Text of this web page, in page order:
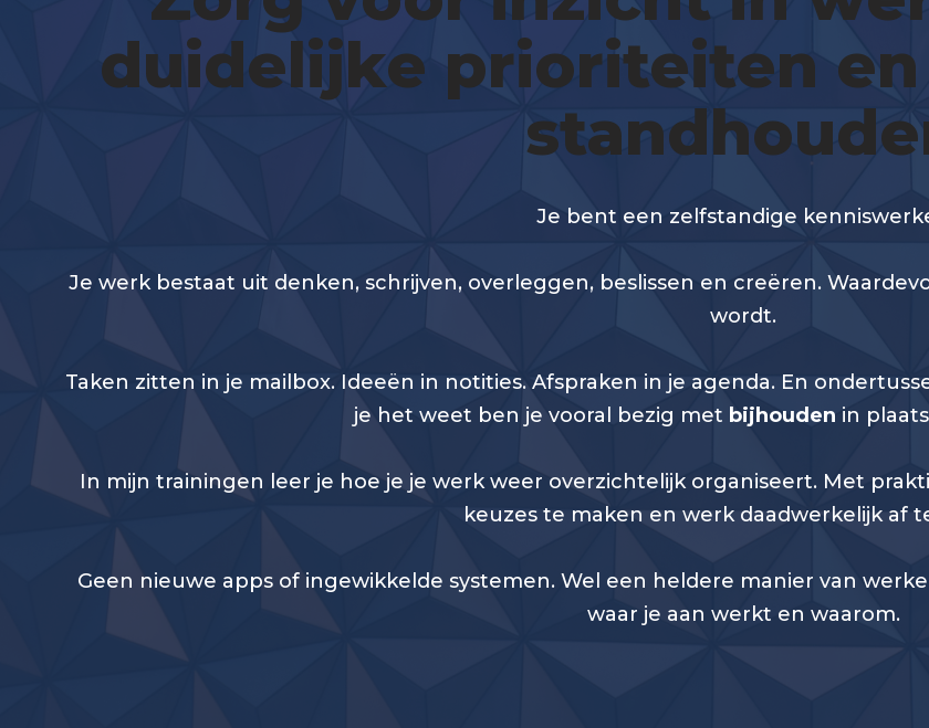
duidelijke prioriteiten
Je bent een zelfstandige
Je werk bestaat uit denken, schrijven, overleggen, beslissen en creëren.
wordt.
Taken zitten in je mailbox. Ideeën in notities. Afspraken in je agenda. En
je het weet ben je vooral bezig met bijhouden in
In mijn trainingen leer je hoe je je werk weer overzichtelijk organiseert. Met
keuzes te maken en werk daadwerkelijk af
Geen nieuwe apps of ingewikkelde systemen. Wel een heldere manier van
waar je aan werkt en waarom.